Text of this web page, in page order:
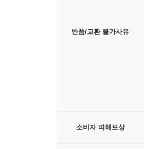
XVII. A. 자연신학의 부분들
반품/교환 불가사유
소비자 피해보상